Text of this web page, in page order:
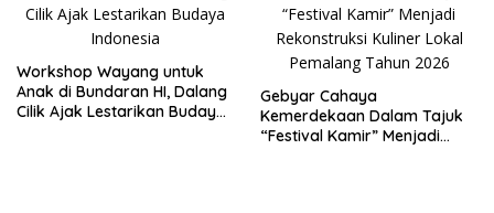
Workshop Wayang untuk
Anak di Bundaran HI, Dalang
Cilik Ajak Lestarikan Budaya
Gebyar Cahaya
Kemerdekaan Dalam Tajuk
“Festival Kamir” Menjadi